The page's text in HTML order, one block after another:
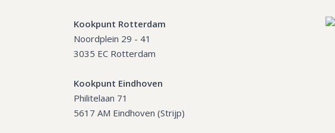
Kookpunt Rotterdam
Noordplein 29 - 41
3035 EC Rotterdam
Kookpunt Eindhoven
Philitelaan 71
5617 AM Eindhoven (Strijp)